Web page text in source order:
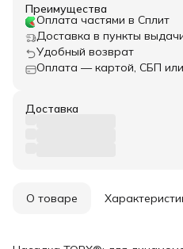
Преимущества
Оплата частями в Сплит
Доставка в пункты
Удобный возврат
Оплата — картой, СБП
Доставка
О товаре